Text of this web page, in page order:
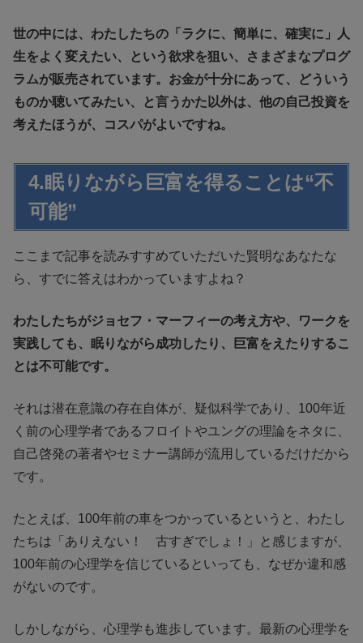
世の中には、わたしたちの「ラクに、簡単に、確実に」人
生をよく変えたい、という欲求を狙い、さまざまなプログ
ラムが販売されています。お金が十分にあって、どういう
ものか聴いてみたい、と言うかた以外は、他の自己投資を
考えたほうが、コスパがよいですね。
4.眠りながら巨富を得ることは“不
可能”
ここまで記事を読みすすめていただいた賢明なあなたな
ら、すでに答えはわかっていますよね？
わたしたちがジョセフ・マーフィーの考え方や、ワークを
実践しても、眠りながら成功したり、巨富をえたりするこ
とは不可能です。
それは潜在意識の存在自体が、疑似科学であり、100年近
く前の心理学者であるフロイトやユングの理論をネタに、
自己啓発の著者やセミナー講師が流用しているだけだから
です。
たとえば、100年前の車をつかっているというと、わたし
たちは「ありえない！ 古すぎでしょ！」と感じますが、
100年前の心理学を信じているといっても、なぜか違和感
がないのです。
しかしながら、心理学も進歩しています。最新の心理学を